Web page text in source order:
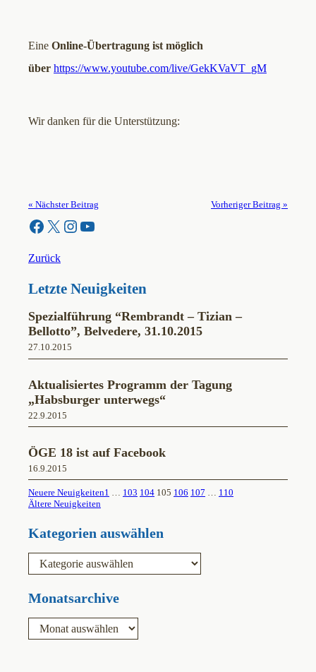
Eine Online-Übertragung ist möglich
über https://www.youtube.com/live/GekKVaVT_gM
Wir danken für die Unterstützung:
« Nächster Beitrag Vorheriger Beitrag »
Facebook X Instagram YouTube
Zurück
Letzte Neuigkeiten
Spezialführung “Rembrandt – Tizian –
Bellotto”, Belvedere, 31.10.2015
27.10.2015
Aktualisiertes Programm der Tagung
„Habsburger unterwegs“
22.9.2015
ÖGE 18 ist auf Facebook
16.9.2015
Neuere Neuigkeiten1 … 103 104 105 106 107 … 110
Ältere Neuigkeiten
Kategorien auswählen
e
g
i
Monatsarchive